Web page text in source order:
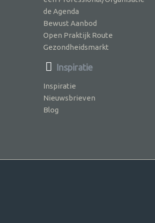
de Agenda
Bewust Aanbod
Open Praktijk Route
Gezondheidsmarkt
Inspiratie
Inspiratie
Nieuwsbrieven
Blog